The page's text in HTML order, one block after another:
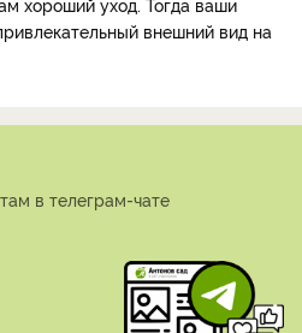
внешний вид на
в телеграм-чате